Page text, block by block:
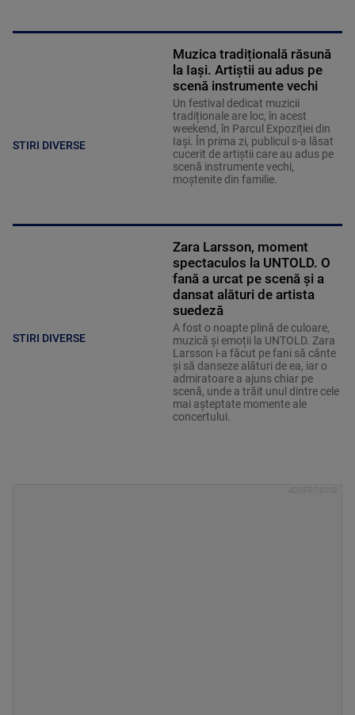
STIRI DIVERSE
Muzica tradițională răsună
la Iași. Artiștii au adus pe
scenă instrumente vechi
Un festival dedicat muzicii
tradiționale are loc, în acest
weekend, în Parcul Expoziției din
Iași. În prima zi, publicul s-a lăsat
cucerit de artiștii care au adus pe
scenă instrumente vechi,
moștenite din familie.
STIRI DIVERSE
Zara Larsson, moment
spectaculos la UNTOLD. O
fană a urcat pe scenă și a
dansat alături de artista
suedeză
A fost o noapte plină de culoare,
muzică și emoții la UNTOLD. Zara
Larsson i-a făcut pe fani să cânte
și să danseze alături de ea, iar o
admiratoare a ajuns chiar pe
scenă, unde a trăit unul dintre cele
mai așteptate momente ale
concertului.